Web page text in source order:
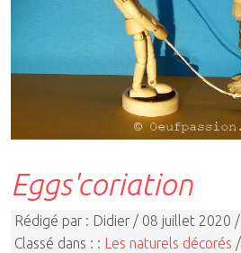
Eggs'coriation
Rédigé par : Didier / 08 juillet 2020 /
Classé dans : :
Les naturels décorés